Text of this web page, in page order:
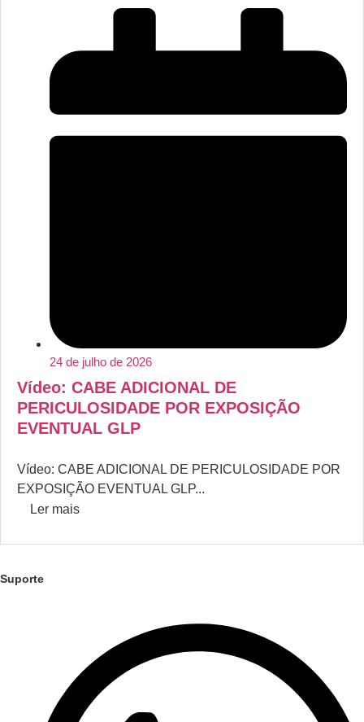
24 de julho de 2026
Vídeo: CABE ADICIONAL DE
PERICULOSIDADE POR EXPOSIÇÃO
EVENTUAL GLP
Vídeo: CABE ADICIONAL DE PERICULOSIDADE POR
EXPOSIÇÃO EVENTUAL GLP...
Ler mais
Suporte